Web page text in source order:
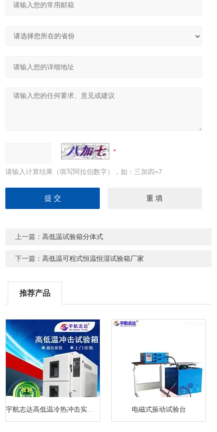
请输入计算结果（填写阿拉伯数字），如：三加四=7
上一篇：高低温试验箱分体式
下一篇：高低温可程式恒温恒湿试验箱厂家
推荐产品
电磁式振动试验台